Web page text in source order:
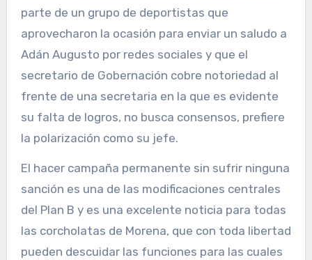
parte de un grupo de deportistas que
aprovecharon la ocasión para enviar un saludo a
Adán Augusto por redes sociales y que el
secretario de Gobernación cobre notoriedad al
frente de una secretaria en la que es evidente
su falta de logros, no busca consensos, prefiere
la polarización como su jefe.
El hacer campaña permanente sin sufrir ninguna
sanción es una de las modificaciones centrales
del Plan B y es una excelente noticia para todas
las corcholatas de Morena, que con toda libertad
pueden descuidar las funciones para las cuales